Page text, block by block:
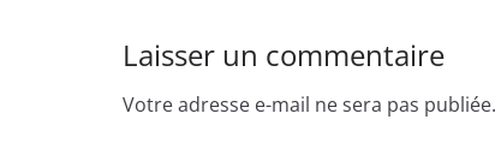
Laisser un commentaire
Votre adresse e-mail ne sera pas publiée.